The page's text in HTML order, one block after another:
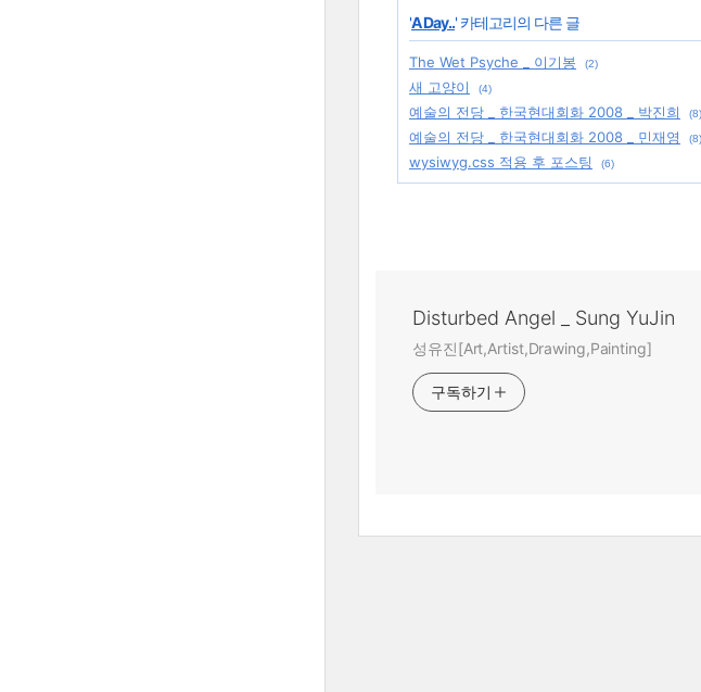
'A Day..' 카테고리의 다른 글
The Wet Psyche _ 이기봉 (2)
새 고양이
(4)
예술의 전당 _ 한국현대회화 2008 _ 박진희
(8)
예술의 전당 _ 한국현대회화 2008 _ 민재영
(8)
wysiwyg.css 적용 후 포스팅
(6)
Disturbed Angel _ Sung YuJin
성유진[Art,Artist,Drawing,Painting]
구독하기